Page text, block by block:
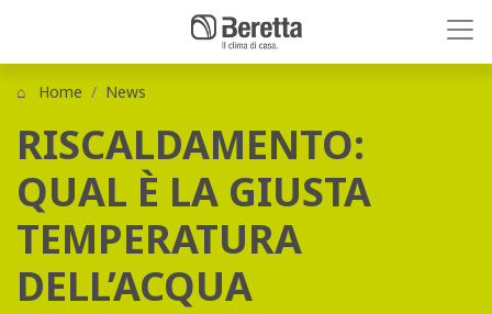
Home News
RISCALDAMENTO:
QUAL È LA GIUSTA
TEMPERATURA
DELL’ACQUA